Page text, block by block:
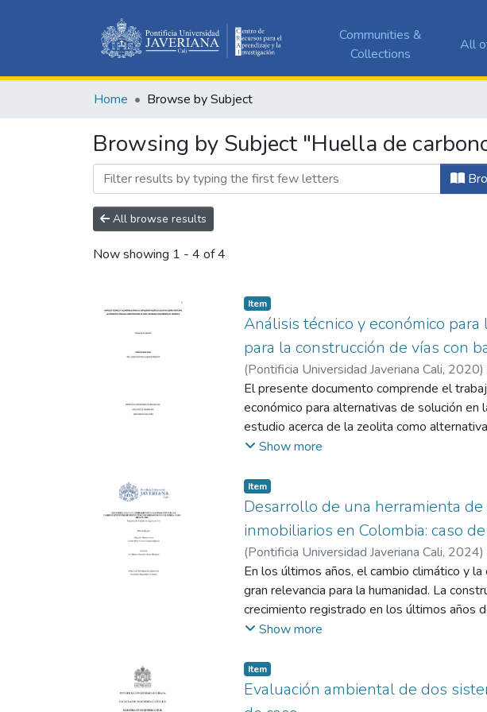
Communities &
Collections
All
Home Browse by Subject
Browsing by Subject "Huella de
All browse results
Now showing 1 - 4 of 4
Item
Análisis técnico y económico
para la construcción de vías con
(Pontificia Universidad Javeriana Cali, 2020)
El presente documento comprende el
económico para alternativas de solución
estudio acerca de la zeolita como
solución convencional como lo es la
de estudio y el aspecto económico
establecer el valor presente neto de cada
y operación, además de los impactos
las alternativas estudiadas.
Show more
Item
Desarrollo de una herramienta
inmobiliarios en Colombia: caso
(Pontificia Universidad Javeriana Cali, 2024)
Manzano, Manuel Alejandro
En los últimos años, el cambio climático y
gran relevancia para la humanidad. La
crecimiento registrado en los últimos años
según CAMACOL 2020. En la misma
que se evalúa en términos de toneladas de
utilizados para medir la emisión de gases
vital para el cálculo de la huella de
Show more
Item
Evaluación ambiental de dos